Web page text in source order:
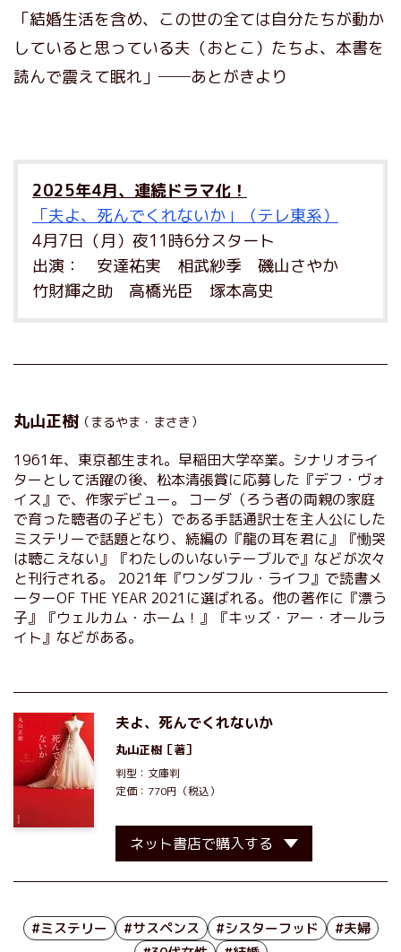
「結婚生活を含め、この世の全ては自分たちが動か
していると思っている夫（おとこ）たちよ、本書を
読んで震えて眠れ」──あとがきより
2025年4月、連続ドラマ化！
「夫よ、死んでくれないか」（テレ東系）
4月7日（月）夜11時6分スタート
出演： 安達祐実 相武紗季 磯山さやか
竹財輝之助 高橋光臣 塚本高史
丸山正樹（まるやま・まさき）
1961年、東京都生まれ。早稲田大学卒業。シナリオライ
ターとして活躍の後、松本清張賞に応募した『デフ・ヴォ
イス』で、作家デビュー。 コーダ（ろう者の両親の家庭
で育った聴者の子ども）である手話通訳士を主人公にした
ミステリーで話題となり、続編の『龍の耳を君に』『慟哭
は聴こえない』『わたしのいないテーブルで』などが次々
と刊行される。 2021年『ワンダフル・ライフ』で読書メ
ーターOF THE YEAR 2021に選ばれる。他の著作に『漂う
子』『ウェルカム・ホーム！』『キッズ・アー・オールラ
イト』などがある。
夫よ、死んでくれないか
丸山正樹 ［著］
判型：文庫判
定価：770円（税込）
ネット書店で購入する
#ミステリー #サスペンス #シスターフッド
#夫婦